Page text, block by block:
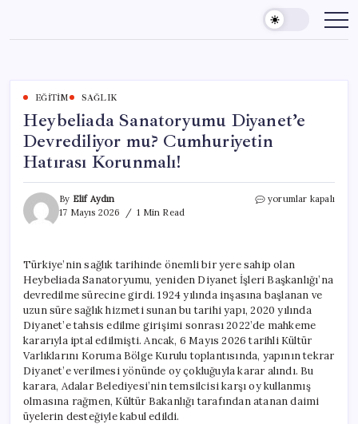
content
EĞITIM SAĞLIK
Heybeliada Sanatoryumu Diyanet’e
Devrediliyor mu? Cumhuriyetin
Hatırası Korunmalı!
By Elif Aydın
17 Mayıs 2026
1 Min Read
Heybeliada
Cumhuriyetin
Hatırası
Korunmalı!
için
yorumlar kapalı
Türkiye’nin sağlık tarihinde önemli bir yere sahip olan
Heybeliada Sanatoryumu, yeniden Diyanet İşleri Başkanlığı’na
devredilme sürecine girdi. 1924 yılında inşasına başlanan ve
uzun süre sağlık hizmeti sunan bu tarihi yapı, 2020 yılında
Diyanet’e tahsis edilme girişimi sonrası 2022’de mahkeme
kararıyla iptal edilmişti. Ancak, 6 Mayıs 2026 tarihli Kültür
Varlıklarını Koruma Bölge Kurulu toplantısında, yapının tekrar
Diyanet’e verilmesi yönünde oy çokluğuyla karar alındı. Bu
karara, Adalar Belediyesi’nin temsilcisi karşı oy kullanmış
olmasına rağmen, Kültür Bakanlığı tarafından atanan daimi
üyelerin desteğiyle kabul edildi.